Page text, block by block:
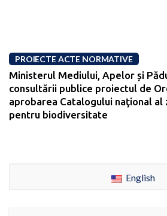
PROIECTE ACTE NORMATIVE
Ministerul Mediului, Apelor și
consultării publice proiectul de
aprobarea Catalogului naţional
pentru biodiversitate
English